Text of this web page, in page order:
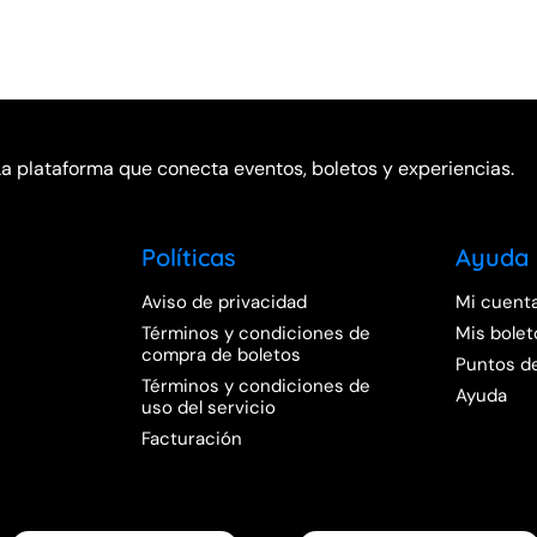
plataforma que conecta eventos, boletos y experiencias.
Políticas
Aviso de privacidad
Términos y condiciones de
compra de boletos
Términos y condiciones de
uso del servicio
Facturación
Ayuda
Mi
Mis
Puntos
Ayuda